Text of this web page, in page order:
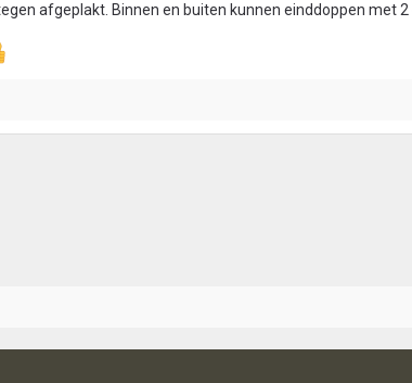
afgeplakt. Binnen en buiten kunnen einddoppen met